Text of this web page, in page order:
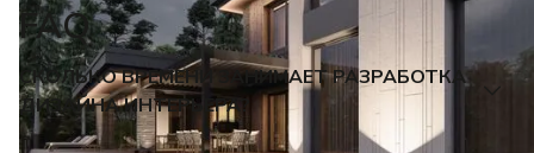
FAQ
СКОЛЬКО ВРЕМЕНИ ЗАНИМАЕТ РАЗРАБОТКА
ДИЗАЙНА ИНТЕРЬЕРА?